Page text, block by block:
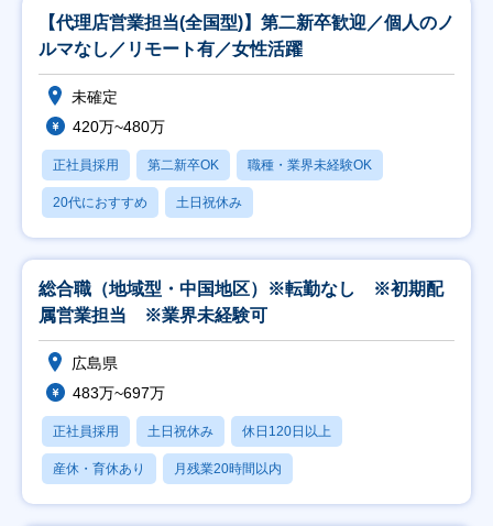
【代理店営業担当(全国型)】第二新卒歓迎／個人のノ
ルマなし／リモート有／女性活躍
未確定
420万~480万
正社員採用 第二新卒OK 職種・業界未経験OK
20代におすすめ 土日祝休み
総合職（地域型・中国地区）※転勤なし ※初期配
属営業担当 ※業界未経験可
広島県
483万~697万
正社員採用 土日祝休み 休日120日以上
産休・育休あり 月残業20時間以内